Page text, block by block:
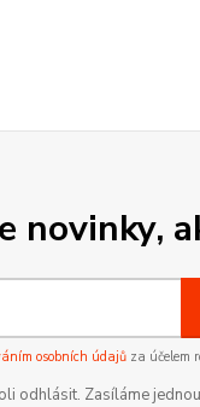
novinky,
osobních údajůza účelem
odhlásit. Zasíláme